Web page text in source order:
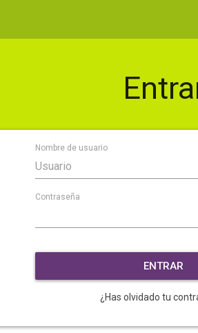
Nombre de usuario
Contraseña
ENTRAR
¿Has olvidado tu